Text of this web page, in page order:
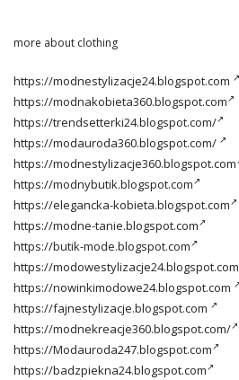
more about clothing
https://modnestylizacje24.blogspot.com
https://modnakobieta360.blogspot.com
https://trendsetterki24.blogspot.com/
https://modauroda360.blogspot.com/
https://modnestylizacje360.blogspot.com
https://modnybutik.blogspot.com
https://elegancka-kobieta.blogspot.com
https://modne-tanie.blogspot.com
https://butik-mode.blogspot.com
https://modowestylizacje24.blogspot.com
https://nowinkimodowe24.blogspot.com
https://fajnestylizacje.blogspot.com
https://modnekreacje360.blogspot.com/
https://Modauroda247.blogspot.com
https://badzpiekna24.blogspot.com